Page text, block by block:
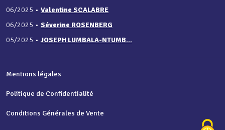
06/2025 • Valentine SCALABRE
06/2025 • Séverine ROSENBERG
05/2025 • JOSEPH LUMBALA-NTUMB...
Mentions légales
Politique de Confidentialité
Conditions Générales de Vente